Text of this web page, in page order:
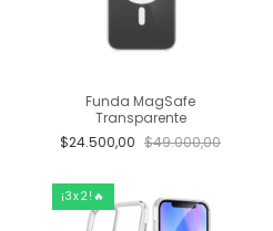
Funda MagSafe
Transparente
$24.500,00 $49.000,00
¡3x2!🔥